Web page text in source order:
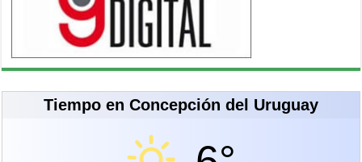
Tiempo en Concepción del Uruguay